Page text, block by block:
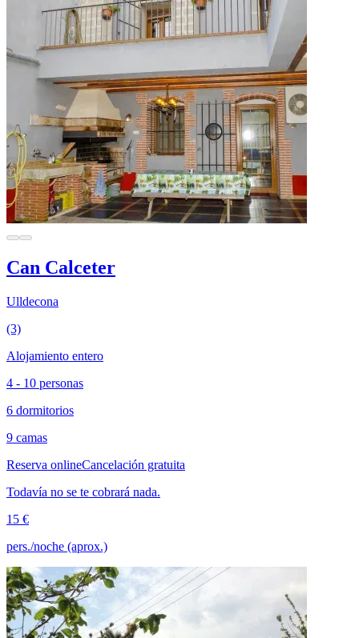
Can Calceter
Ulldecona
(3)
Alojamiento entero
4 - 10 personas
6 dormitorios
9 camas
Reserva onlineCancelación gratuita
Todavía no se te cobrará nada.
15 €
pers./noche (aprox.)